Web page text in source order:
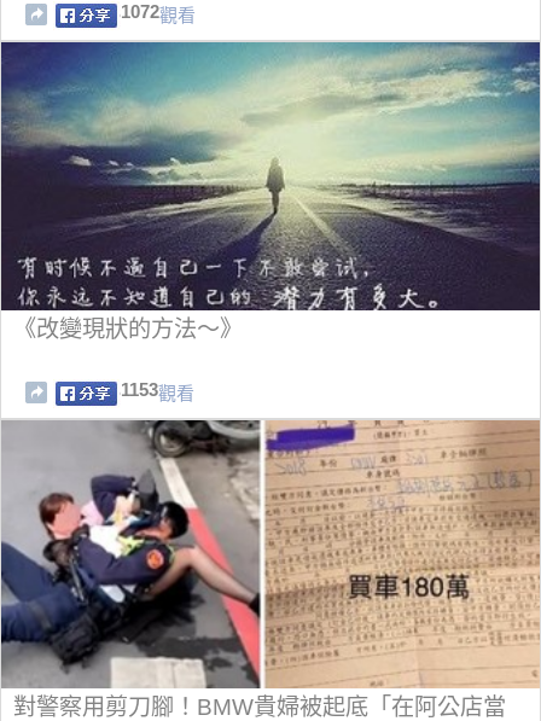
1072觀看
《改變現狀的方法～》
1153觀看
對警察用剪刀腳！BMW貴婦被起底「在阿公店當